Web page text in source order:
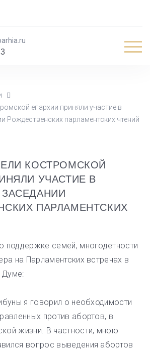
епархии приняли участие в
Рождественских парламентских чтений
КОСТРОМСКОЙ
УЧАСТИЕ В
ПАРЛАМЕНТСКИХ
поддержке семей, многодетности
на Парламентских встречах в
Думе:
я говорил о необходимости
против абортов, в
жизни. В частности, мною
вопрос выведения абортов